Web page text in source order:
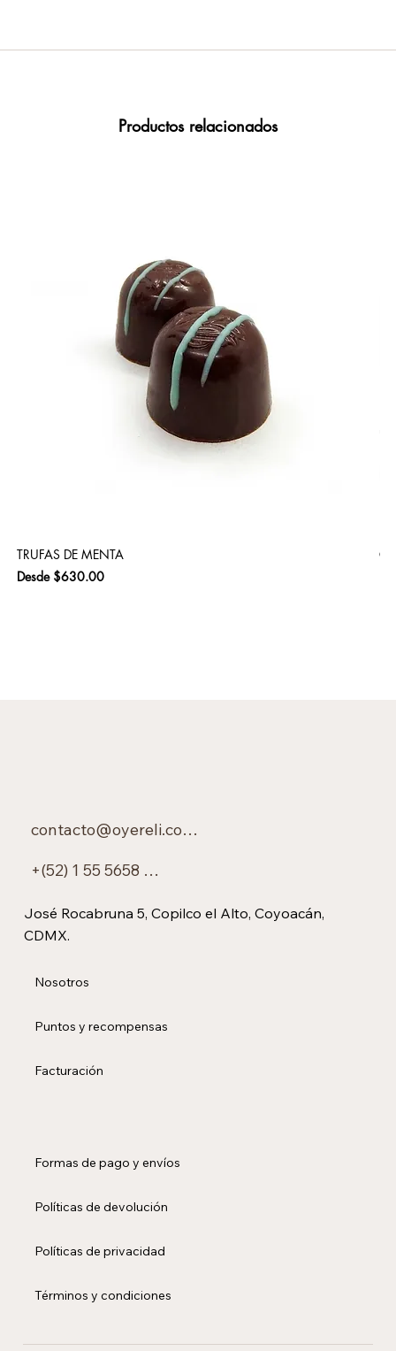
Productos relacionados
TRUFAS DE MENTA
Desde $630.00
Precio de oferta
contacto@oyereli.com.mx
+(52) 1 55 5658 0450
José Rocabruna 5, Copilco el Alto, Coyoacán,
CDMX.
Nosotros
Puntos y recompensas
Facturación
Formas de pago y envíos
Políticas de devolución
Políticas de privacidad
Términos y condiciones